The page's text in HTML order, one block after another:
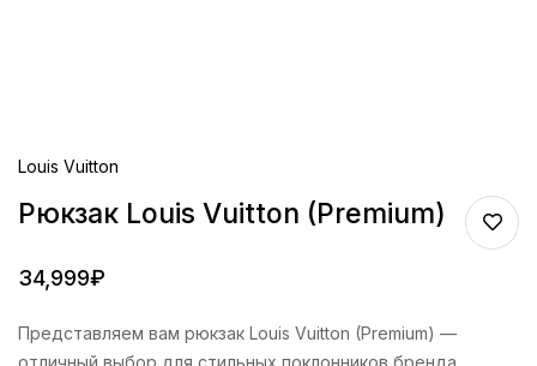
Louis Vuitton
Рюкзак Louis Vuitton (Premium)
34,999₽
Представляем вам рюкзак Louis Vuitton (Premium) —
отличный выбор для стильных поклонников бренда.